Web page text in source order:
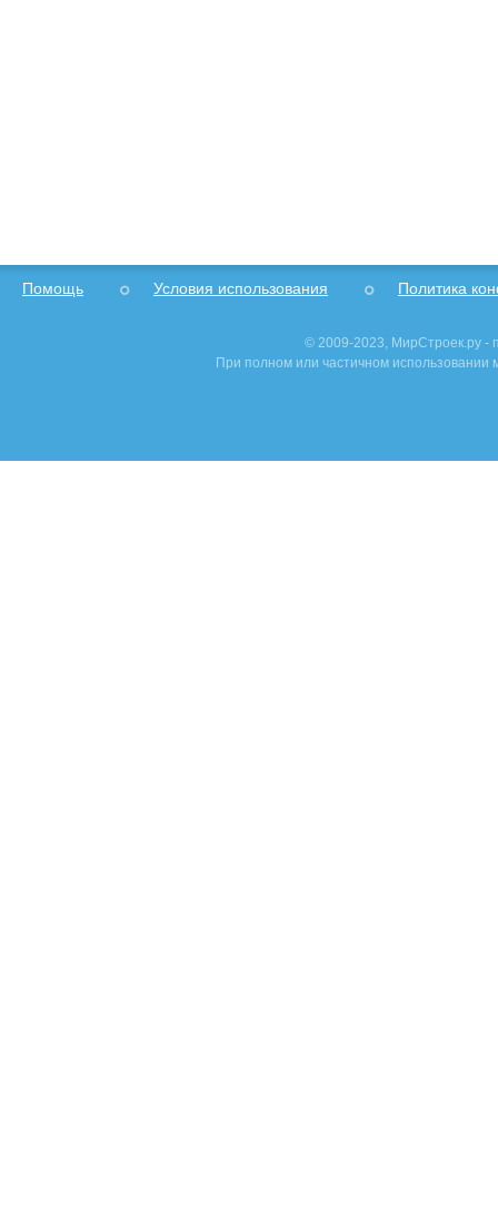
Помощь Условия использования Политика
© 2009-2023, МирСтроек.ру -
При полном или частичном использовании